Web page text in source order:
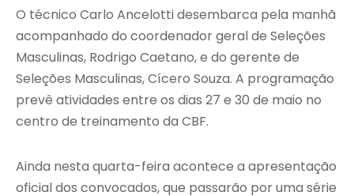
O técnico Carlo Ancelotti desembarca pela manhã
acompanhado do coordenador geral de Seleções
Masculinas, Rodrigo Caetano, e do gerente de
Seleções Masculinas, Cícero Souza. A programação
prevê atividades entre os dias 27 e 30 de maio no
centro de treinamento da CBF.
Ainda nesta quarta-feira acontece a apresentação
oficial dos convocados, que passarão por uma série